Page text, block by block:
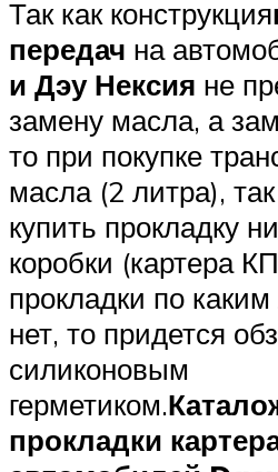
Так как конструкция
передач на
и Дэу Нексия не
замену масла, а
то при покупке
масла (2 литра),
купить прокладку
коробки (картера
прокладки по
нет, то придется
силиконовым
герметиком.
прокладки